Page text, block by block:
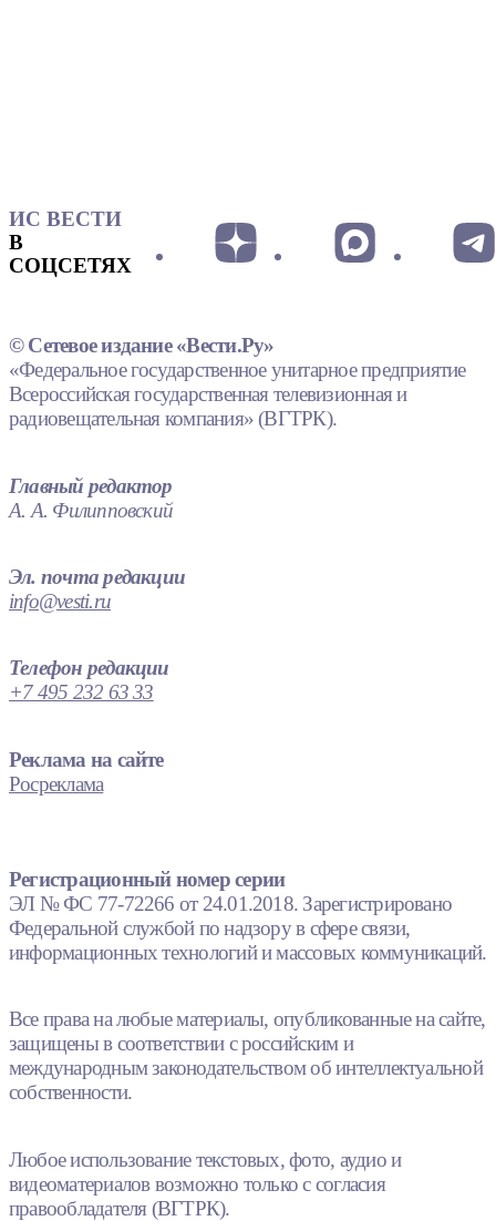
ИС ВЕСТИ
В
СОЦСЕТЯХ
© Сетевое издание «Вести.Ру»
«Федеральное государственное унитарное предприятие
Всероссийская государственная телевизионная и
радиовещательная компания» (ВГТРК).
Главный редактор
А. А. Филипповский
Эл. почта редакции
info@vesti.ru
Телефон редакции
+7 495 232 63 33
Реклама на сайте
Росреклама
Регистрационный номер серии
ЭЛ № ФС 77-72266 от 24.01.2018. Зарегистрировано
Федеральной службой по надзору в сфере связи,
информационных технологий и массовых коммуникаций.
Все права на любые материалы, опубликованные на сайте,
защищены в соответствии с российским и
международным законодательством об интеллектуальной
собственности.
Любое использование текстовых, фото, аудио и
видеоматериалов возможно только с согласия
правообладателя (ВГТРК).